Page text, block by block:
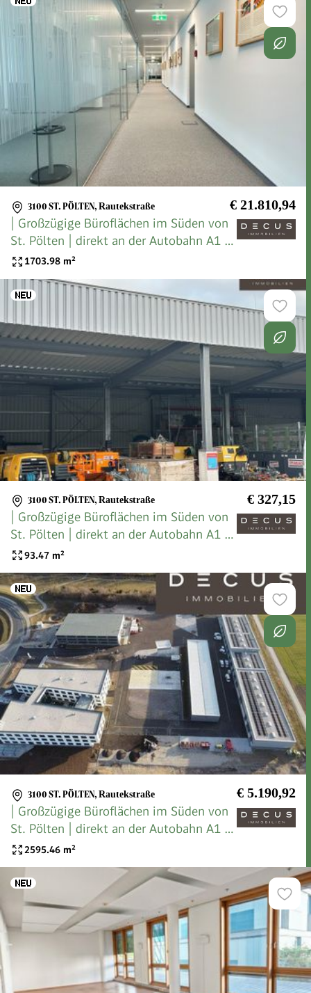
3100 ST. PÖLTEN, Rautekstraße € 21.810,94
| Großzügige Büroflächen im Süden von
St. Pölten | direkt an der Autobahn A1 |
Lagerhalle | Flugdach | Freifläche |
1703.98 m²
3100 ST. PÖLTEN, Rautekstraße € 327,15
| Großzügige Büroflächen im Süden von
St. Pölten | direkt an der Autobahn A1 |
Lagerhalle | Flugdach | Freifläche |
Stellplätze
93.47 m²
3100 ST. PÖLTEN, Rautekstraße € 5.190,92
| Großzügige Büroflächen im Süden von
St. Pölten | direkt an der Autobahn A1 |
Lagerhalle | Flugdach | Freifläche |
2595.46 m²